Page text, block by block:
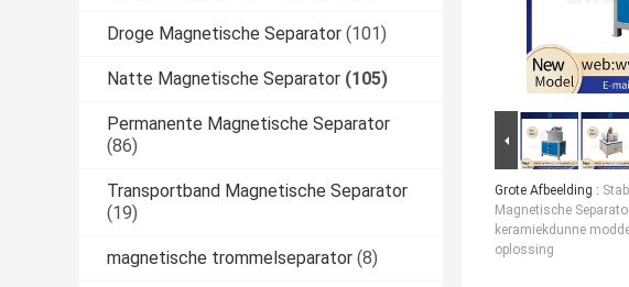
Droge Magnetische Separator (101)
Natte Magnetische Separator (105)
Permanente Magnetische Separator
(86)
Transportband Magnetische Separator
(19)
magnetische trommelseparator (8)
Grote Afbeelding :
Magnetische
keramiekdunne
oplossing